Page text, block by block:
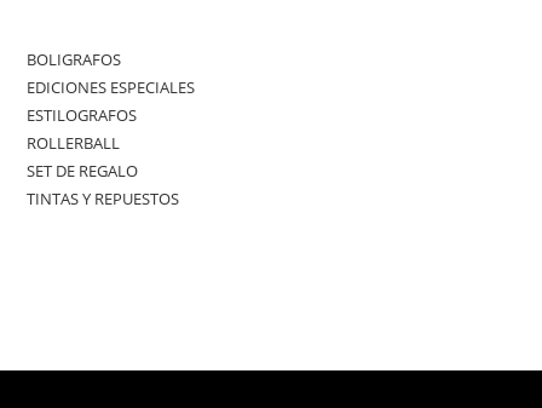
BOLIGRAFOS
EDICIONES ESPECIALES
ESTILOGRAFOS
ROLLERBALL
SET DE REGALO
TINTAS Y REPUESTOS